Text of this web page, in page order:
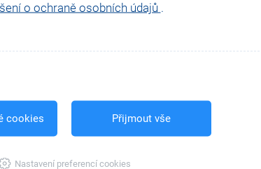
o ochraně osobních údajů .
cookies Přijmout vše
Nastavení preferencí cookies